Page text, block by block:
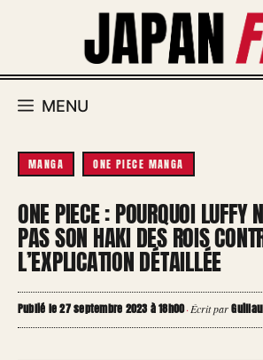
MENU
MANGA ONE PIECE MANGA
ONE PIECE : POURQUOI LUFFY
PAS SON HAKI DES ROIS
L’EXPLICATION DÉTAILLÉE
Publié le 27 septembre 2023 à 18h00·Écrit par